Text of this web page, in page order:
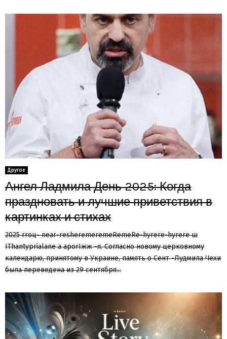
Другое
Ангел Ладмила День 2025: Когда
праздновать и лучшие приветствия в
картинках и стихах
2025 rroц- near-resheremeremeRemeRe-hyrere-hyrere ш
IThantyprialane a aporIжж -я. Согласно новому церковному
календарю, принятому в Украине, память о Сент -Лудмила Чехи
была переведена из 29 сентября...